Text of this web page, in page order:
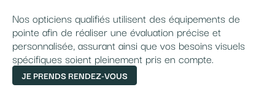
Nos opticiens qualifiés utilisent des équipements de
pointe afin de réaliser une évaluation précise et
personnalisée, assurant ainsi que vos besoins visuels
spécifiques soient pleinement pris en compte.
JE PRENDS RENDEZ-VOUS